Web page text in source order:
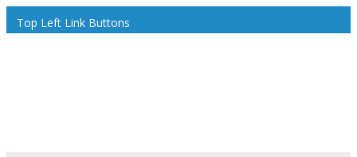
Top Left Link Buttons